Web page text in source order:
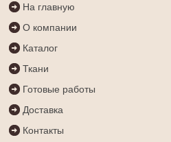
На главную
О компании
Каталог
Ткани
Готовые работы
Доставка
Контакты